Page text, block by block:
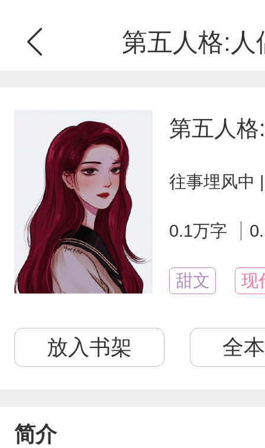
第五人格:人
第五人
往事埋风中
0.1万字
甜文 现
放入书架 全
简介